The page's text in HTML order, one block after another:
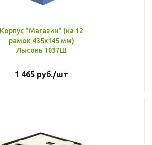
Корпус "Магазин" (на 12
рамок 435х145 мм)
Лысонь 1037Ш
1 465руб./шт